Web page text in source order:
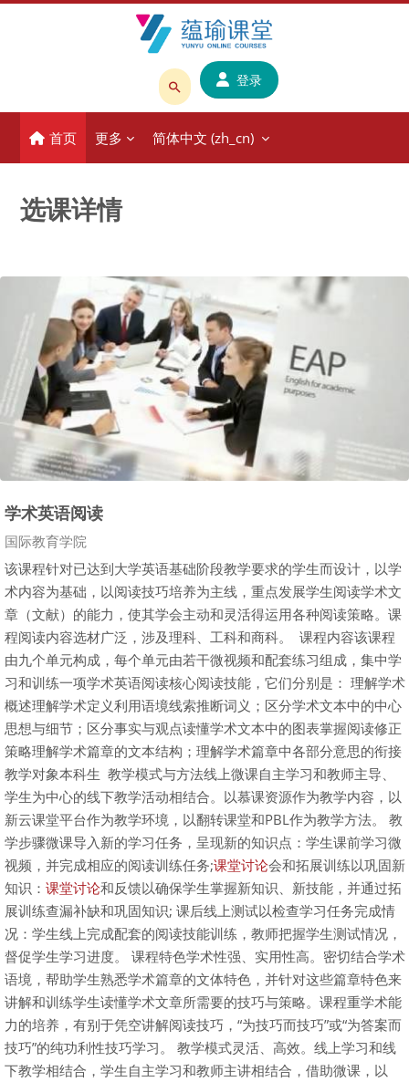
搜
课
程
称
登录
首页 更多 简体中文 ‎(zh_cn)‎
选课详情
学术英语阅读
课程类别
国际教育学院
该课程针对已达到大学英语基础阶段教学要求的学生而设计，以学
术内容为基础，以阅读技巧培养为主线，重点发展学生阅读学术文
章（文献）的能力，使其学会主动和灵活得运用各种阅读策略。课
程阅读内容选材广泛，涉及理科、工科和商科。 课程内容该课程
由九个单元构成，每个单元由若干微视频和配套练习组成，集中学
习和训练一项学术英语阅读核心阅读技能，它们分别是： 理解学术
概述理解学术定义利用语境线索推断词义；区分学术文本中的中心
思想与细节；区分事实与观点读懂学术文本中的图表掌握阅读修正
策略理解学术篇章的文本结构；理解学术篇章中各部分意思的衔接
教学对象本科生 教学模式与方法线上微课自主学习和教师主导、
学生为中心的线下教学活动相结合。以慕课资源作为教学内容，以
新云课堂平台作为教学环境，以翻转课堂和PBL作为教学方法。 教
学步骤微课导入新的学习任务，呈现新的知识点：学生课前学习微
视频，并完成相应的阅读训练任务;课堂讨论会和拓展训练以巩固新
知识： 课堂讨论和反馈以确保学生掌握新知识、新技能，并通过拓
展训练查漏补缺和巩固知识; 课后线上测试以检查学习任务完成情
况：学生线上完成配套的阅读技能训练，教师把握学生测试情况，
督促学生学习进度。 课程特色学术性强、实用性高。密切结合学术
语境，帮助学生熟悉学术篇章的文体特色，并针对这些篇章特色来
讲解和训练学生读懂学术文章所需要的技巧与策略。课程重学术能
力的培养，有别于凭空讲解阅读技巧，“为技巧而技巧”或“为答案而
技巧”的纯功利性技巧学习。 教学模式灵活、高效。线上学习和线
下教学相结合，学生自主学习和教师主讲相结合，借助微课，以